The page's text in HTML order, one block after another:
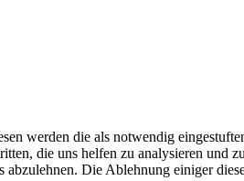
werden die als notwendig
die uns helfen zu analysieren und
Die Ablehnung einiger